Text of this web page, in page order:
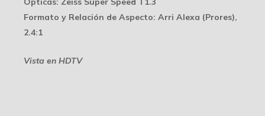
Formato y Relación de Aspecto: Arri Alexa (Prores),
2.4:1
Vista en HDTV